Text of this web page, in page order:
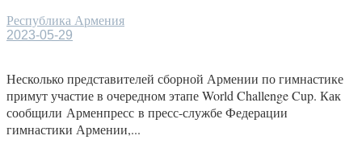
Республика Армения
2023-05-29
Несколько представителей сборной Армении по гимнастике
примут участие в очередном этапе World Challenge Cup. Как
сообщили Арменпресс в пресс-службе Федерации
гимнастики Армении,...